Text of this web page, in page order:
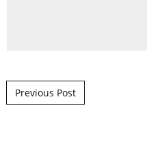
Post navigation
Previous Post